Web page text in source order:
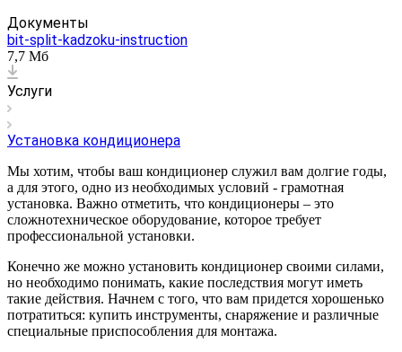
Документы
bit-split-kadzoku-instruction
7,7 Мб
Услуги
Установка кондиционера
Мы хотим, чтобы ваш кондиционер служил вам долгие годы,
а для этого, одно из необходимых условий - грамотная
установка. Важно отметить, что кондиционеры – это
сложнотехническое оборудование, которое требует
профессиональной установки.
Конечно же можно установить кондиционер своими силами,
но необходимо понимать, какие последствия могут иметь
такие действия. Начнем с того, что вам придется хорошенько
потратиться: купить инструменты, снаряжение и различные
специальные приспособления для монтажа.